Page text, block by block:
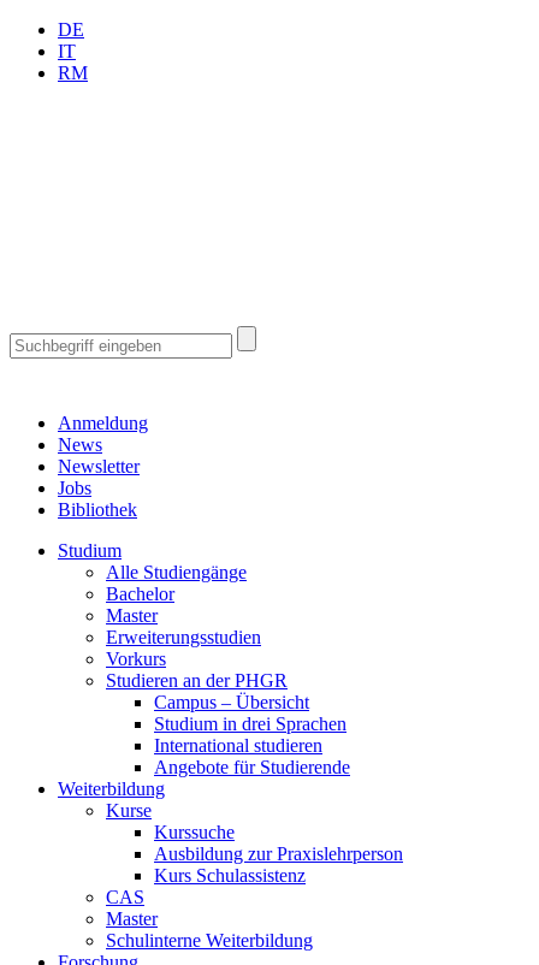
DE
IT
RM
Anmeldung
News
Newsletter
Jobs
Bibliothek
Studium
Alle Studiengänge
Bachelor
Master
Erweiterungsstudien
Vorkurs
Studieren an der PHGR
Campus – Übersicht
Studium in drei Sprachen
International studieren
Angebote für Studierende
Weiterbildung
Kurse
Kurssuche
Ausbildung zur Praxislehrperson
Kurs Schulassistenz
CAS
Master
Schulinterne Weiterbildung